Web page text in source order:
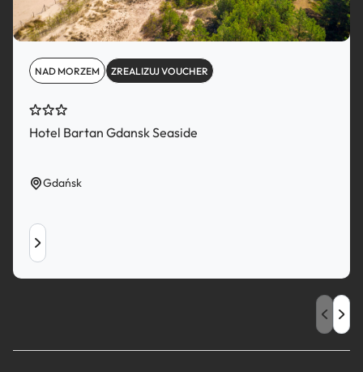
NAD MORZEM ZREALIZUJ VOUCHER
Hotel Bartan Gdansk Seaside
Gdańsk